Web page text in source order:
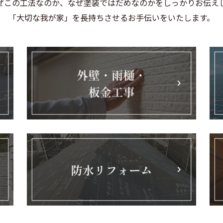
この工法なのか、なぜ塗装ではだめなのかをしっかりお伝え
「大切な我が家」を長持ちさせるお手伝いをいたします。